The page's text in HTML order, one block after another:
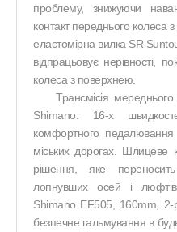
проблему, знижуючи
контакт переднього
еластомірна вилка SR
відпрацьовує нерівності,
колеса з поверхнею.
Трансмісія мереднього
Shimano. 16-х
комфортного
міських дорогах. Шлицеве
рішення, яке
лопнувших осей і люфтів.
Shimano EF505, 160mm, 2-
безпечне гальмування в